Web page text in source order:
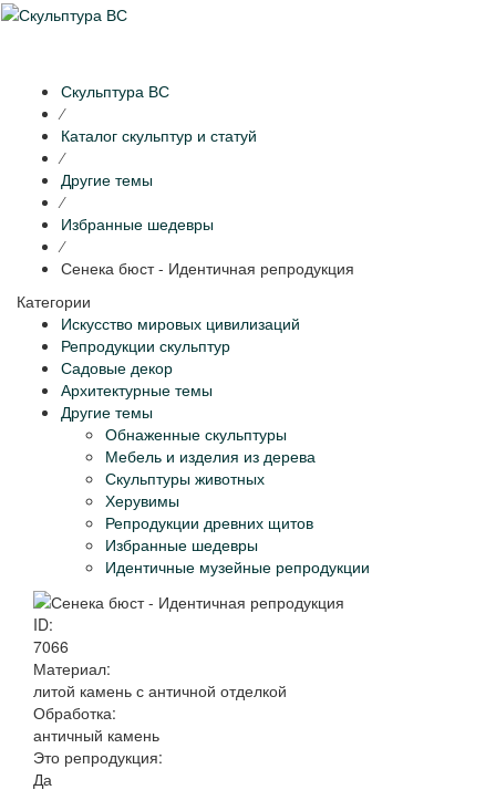
Скульптура ВС
⁄
Каталог скульптур и статуй
⁄
Другие темы
⁄
Избранные шедевры
⁄
Сенека бюст - Идентичная репродукция
Категории
Искусство мировых цивилизаций
Репродукции скульптур
Садовые декор
Архитектурные темы
Другие темы
Обнаженные скульптуры
Мебель и изделия из дерева
Скульптуры животных
Херувимы
Репродукции древних щитов
Избранные шедевры
Идентичные музейные репродукции
ID:
7066
Материал:
литой камень с античной отделкой
Обработка:
античный камень
Это репродукция:
Да